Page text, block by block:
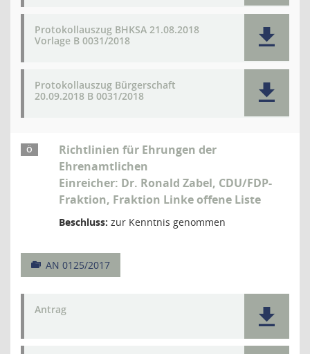
Protokollauszug BHKSA 21.08.2018
Vorlage B 0031/2018
Protokollauszug Bürgerschaft
20.09.2018 B 0031/2018
Ö
Richtlinien für Ehrungen der
Ehrenamtlichen
Einreicher: Dr. Ronald Zabel, CDU/FDP-
Fraktion, Fraktion Linke offene Liste
Beschluss: zur Kenntnis genommen
AN 0125/2017
Antrag